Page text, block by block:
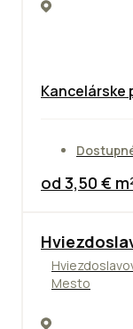
Kancelárske
od 3,50 €
ODPORÚČAME
Mesto